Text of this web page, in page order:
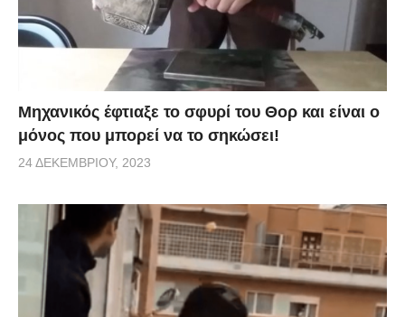
Μηχανικός έφτιαξε το σφυρί του Θορ και είναι ο
μόνος που μπορεί να το σηκώσει!
24 ΔΕΚΕΜΒΡΊΟΥ, 2023